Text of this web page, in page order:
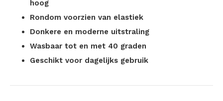
hoog
Rondom voorzien van elastiek
Donkere en moderne uitstraling
Wasbaar tot en met 40 graden
Geschikt voor dagelijks gebruik